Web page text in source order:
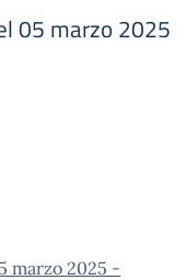
05 marzo 2025
marzo 2025 -